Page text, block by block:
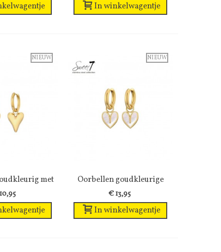
In winkelwagentje
NIEUW
met
NIEUW
Wenslijst
Oorbellen goudkleurige
creolen...
€ 13,95
In winkelwagentje